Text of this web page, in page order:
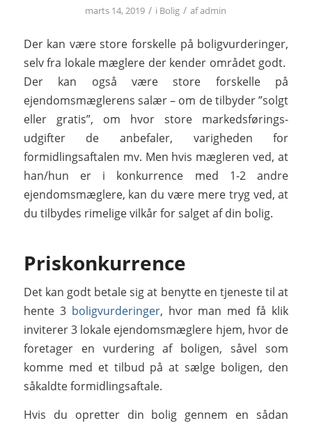
marts 14, 2019 / i Bolig / afadmin
Der kan være store forskelle på boligvurderinger,
selv fra lokale mæglere der kender området godt.
Der kan også være store forskelle på
ejendomsmæglerens salær – om de tilbyder ”solgt
eller gratis”, om hvor store markedsførings-
udgifter de anbefaler, varigheden for
formidlingsaftalen mv. Men hvis mægleren ved, at
han/hun er i konkurrence med 1-2 andre
ejendomsmæglere, kan du være mere tryg ved, at
du tilbydes rimelige vilkår for salget af din bolig.
Priskonkurrence
Det kan godt betale sig at benytte en tjeneste til at
hente 3 boligvurderinger, hvor man med få klik
inviterer 3 lokale ejendomsmæglere hjem, hvor de
foretager en vurdering af boligen, såvel som
komme med et tilbud på at sælge boligen, den
såkaldte formidlingsaftale.
Hvis du opretter din bolig gennem en sådan